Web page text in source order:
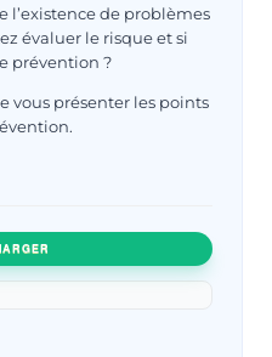
l’existence de problèmes
évaluer le risque et si
prévention ?
vous présenter les points